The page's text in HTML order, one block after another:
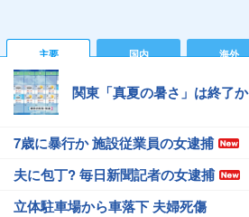
主要 国内 海外
関東「真夏の暑さ」は終了か
7歳に暴行か 施設従業員の女逮捕
夫に包丁? 毎日新聞記者の女逮捕
立体駐車場から車落下 夫婦死傷